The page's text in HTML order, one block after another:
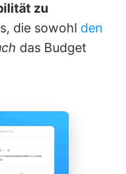
zu
die sowohl den
das Budget